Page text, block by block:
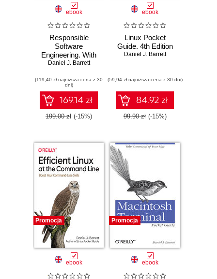
ebook
Responsible
Software
Engineering. With
Real-World Case
Google
Daniel J. Barrett
(119,40 zł najniższa cena z 30
dni)
169.14 zł
199.00 zł (-15%)
ebook
Linux Pocket
Guide. 4th Edition
Daniel J. Barrett
(59,94 zł najniższa cena z 30 dni)
84.92 zł
99.90 zł (-15%)
Promocja
ebook
Promocja
ebook